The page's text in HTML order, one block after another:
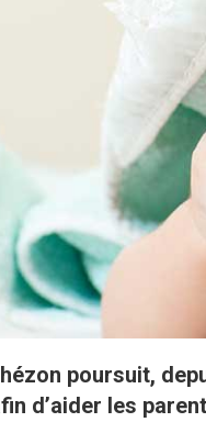
poursuit,
d’aider les